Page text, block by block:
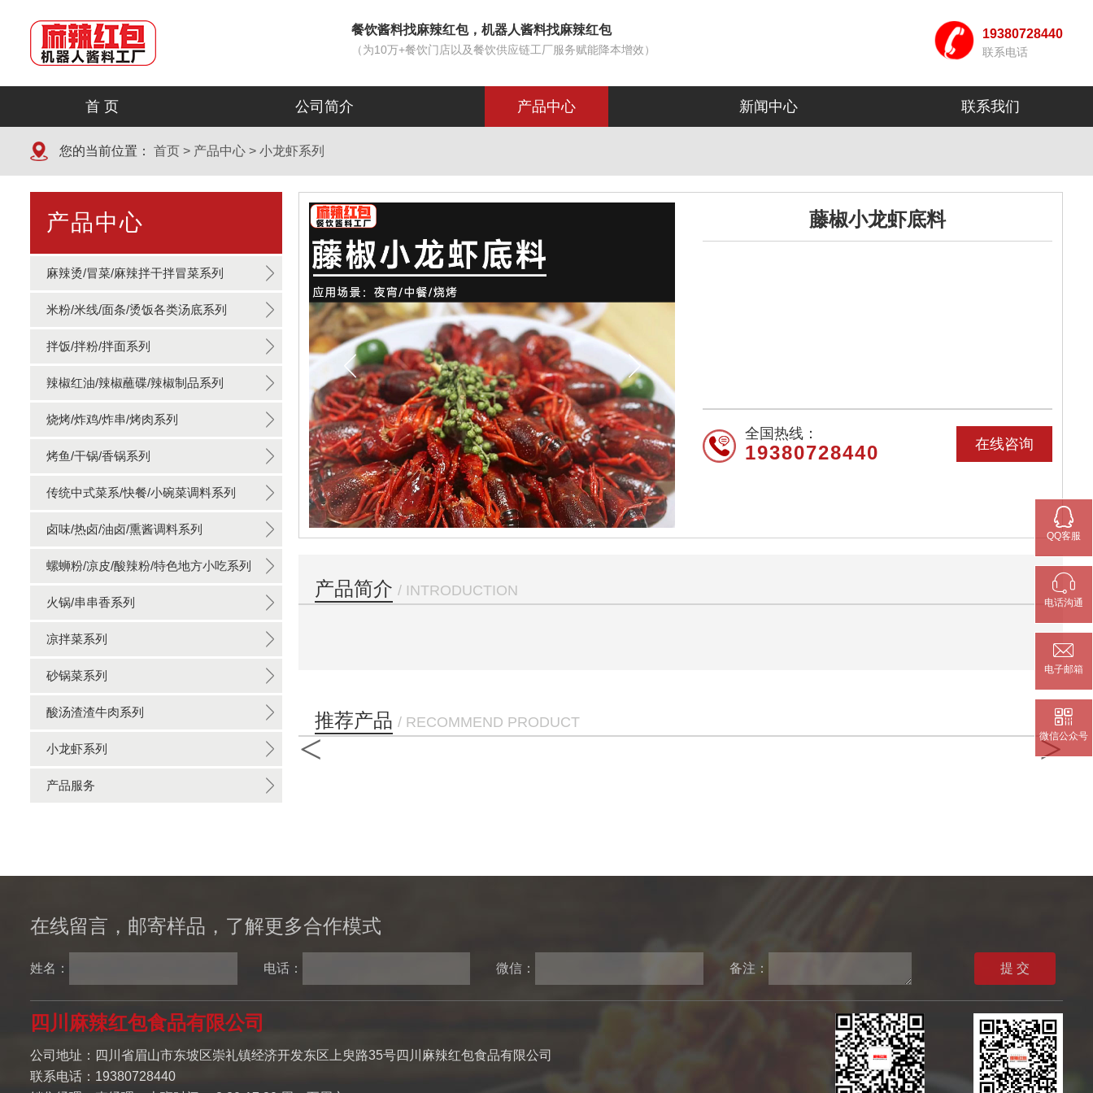
餐饮酱料找麻辣红包，机器人酱料找麻辣红包
（为10万+餐饮门店以及餐饮供应链工厂服务赋能降本增效）
19380728440
联系电话
首 页 公司简介 产品中心 新闻中心 联系我们
您的当前位置： 首页 > 产品中心 > 小龙虾系列
产品中心
麻辣烫/冒菜/麻辣拌干拌冒菜系列
米粉/米线/面条/烫饭各类汤底系列
拌饭/拌粉/拌面系列
辣椒红油/辣椒蘸碟/辣椒制品系列
烧烤/炸鸡/炸串/烤肉系列
烤鱼/干锅/香锅系列
传统中式菜系/快餐/小碗菜调料系列
卤味/热卤/油卤/熏酱调料系列
螺蛳粉/凉皮/酸辣粉/特色地方小吃系列
火锅/串串香系列
凉拌菜系列
砂锅菜系列
酸汤渣渣牛肉系列
小龙虾系列
产品服务
藤椒小龙虾底料
在线咨询
全国热线：
19380728440
产品简介 / INTRODUCTION
推荐产品 / RECOMMEND PRODUCT
< >
在线留言，邮寄样品，了解更多合作模式
姓名： 电话： 微信： 备注：
四川麻辣红包食品有限公司
公司地址：四川省眉山市东坡区崇礼镇经济开发东区上臾路35号四川麻辣红包食品有限公司
联系电话：19380728440

QQ客服

电话沟通

电子邮箱

微信公众号